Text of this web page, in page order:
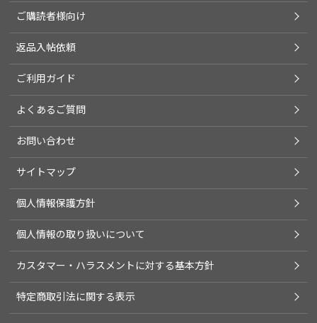
ご購読者様向け
返品入帖依頼
ご利用ガイド
よくあるご質問
お問い合わせ
サイトマップ
個人情報保護方針
個人情報の取り扱いについて
カスタマー・ハラスメントに対する基本方針
特定商取引法に関する表示